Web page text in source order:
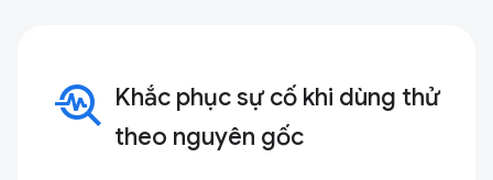
troubleshoot
Khắc phục sự cố khi dùng thử
theo nguyên gốc